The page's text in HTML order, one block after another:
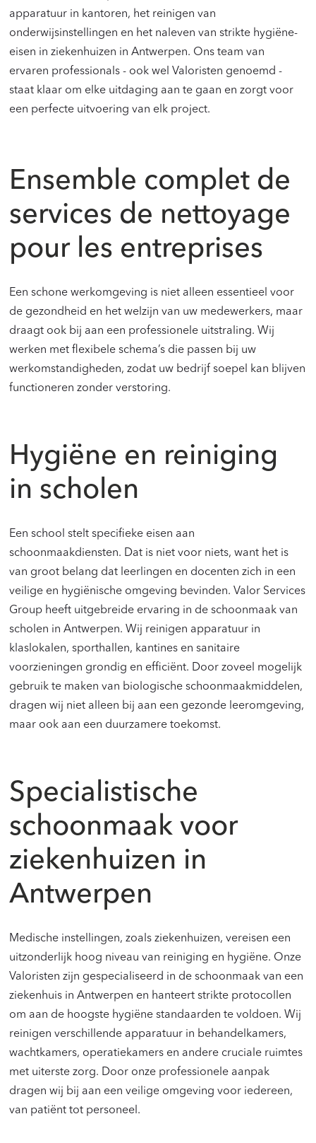
apparatuur in kantoren, het reinigen van
onderwijsinstellingen en het naleven van strikte hygiëne-
eisen in ziekenhuizen in Antwerpen. Ons team van
ervaren professionals - ook wel Valoristen genoemd -
staat klaar om elke uitdaging aan te gaan en zorgt voor
een perfecte uitvoering van elk project.
Ensemble complet de
services de nettoyage
pour les entreprises
Een schone werkomgeving is niet alleen essentieel voor
de gezondheid en het welzijn van uw medewerkers, maar
draagt ook bij aan een professionele uitstraling. Wij
werken met flexibele schema’s die passen bij uw
werkomstandigheden, zodat uw bedrijf soepel kan blijven
functioneren zonder verstoring.
Hygiëne en reiniging
in scholen
Een school stelt specifieke eisen aan
schoonmaakdiensten. Dat is niet voor niets, want het is
van groot belang dat leerlingen en docenten zich in een
veilige en hygiënische omgeving bevinden. Valor Services
Group heeft uitgebreide ervaring in de schoonmaak van
scholen in Antwerpen. Wij reinigen apparatuur in
klaslokalen, sporthallen, kantines en sanitaire
voorzieningen grondig en efficiënt. Door zoveel mogelijk
gebruik te maken van biologische schoonmaakmiddelen,
dragen wij niet alleen bij aan een gezonde leeromgeving,
maar ook aan een duurzamere toekomst.
Specialistische
schoonmaak voor
ziekenhuizen in
Antwerpen
Medische instellingen, zoals ziekenhuizen, vereisen een
uitzonderlijk hoog niveau van reiniging en hygiëne. Onze
Valoristen zijn gespecialiseerd in de schoonmaak van een
ziekenhuis in Antwerpen en hanteert strikte protocollen
om aan de hoogste hygiëne standaarden te voldoen. Wij
reinigen verschillende apparatuur in behandelkamers,
wachtkamers, operatiekamers en andere cruciale ruimtes
met uiterste zorg. Door onze professionele aanpak
dragen wij bij aan een veilige omgeving voor iedereen,
van patiënt tot personeel.